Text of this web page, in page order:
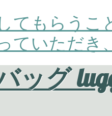
てもらうこ
ていただき
ッグ